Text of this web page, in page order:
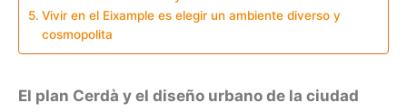
Vivir en el Eixample es elegir un ambiente diverso y
cosmopolita
El plan Cerdà y el diseño urbano de la ciudad